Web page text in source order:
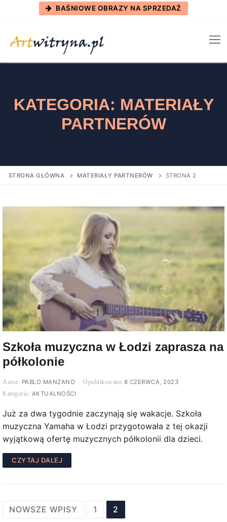
BAŚNIOWE OBRAZY NA SPRZEDAŻ
KATEGORIA: MATERIAŁY
PARTNERÓW
STRONA GŁÓWNA MATERIAŁY PARTNERÓW STRONA 2
Szkoła muzyczna w Łodzi zaprasza na
półkolonie
PABLO MANZANO
8 CZERWCA, 2023
AKTUALNOŚCI
Już za dwa tygodnie zaczynają się wakacje. Szkoła
muzyczna Yamaha w Łodzi przygotowała z tej okazji
wyjątkową ofertę muzycznych półkolonii dla dzieci.
CZYTAJ DALEJ
Stronicowanie
NOWSZE WPISY 1 2